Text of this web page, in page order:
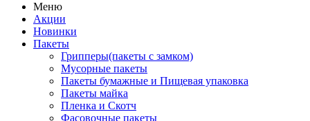
Меню
Акции
Новинки
Пакеты
Грипперы(пакеты с замком)
Мусорные пакеты
Пакеты бумажные и Пищевая упаковка
Пакеты майка
Пленка и Скотч
Фасовочные пакеты